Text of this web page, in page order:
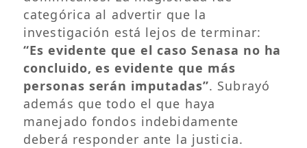
categórica al advertir que la
investigación está lejos de terminar:
“Es evidente que el caso Senasa no ha
concluido, es evidente que más
personas serán imputadas”. Subrayó
además que todo el que haya
manejado fondos indebidamente
deberá responder ante la justicia.